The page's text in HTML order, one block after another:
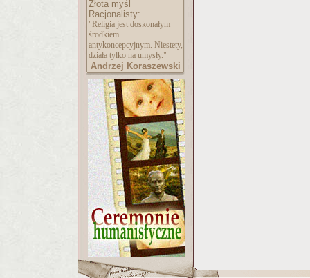
Złota myśl
Racjonalisty:
"Religia jest doskonałym
środkiem
antykoncepcyjnym. Niestety,
działa tylko na umysły."
Andrzej Koraszewski